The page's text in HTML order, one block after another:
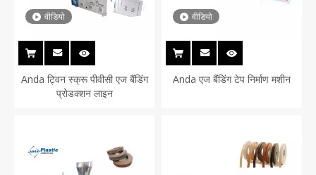
वीडियो
Anda ट्विन स्क्रू पीवीसी एज बैंडिंग
प्रोडक्शन लाइन
वीडियो
Anda एज बैंडिंग टेप निर्माण मशीन